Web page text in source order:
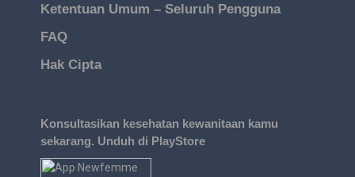
Ketentuan Umum – Seluruh Pengguna
FAQ
Hak Cipta
Konsultasikan kesehatan kewanitaan kamu
sekarang. Unduh di PlayStore